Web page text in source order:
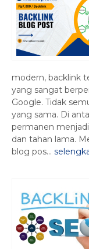
modern, backlink
yang sangat
Google. Tidak
yang sama. Di
permanen
dan tahan lama.
blog pos...